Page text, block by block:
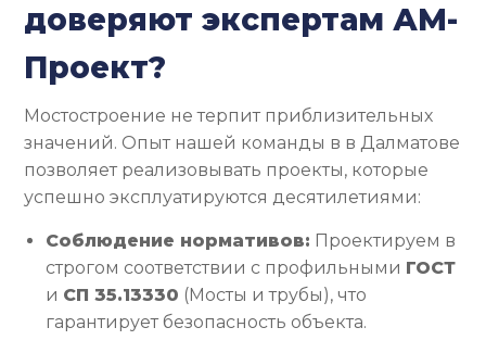
доверяют экспертам АМ-
Проект?
Мостостроение не терпит приблизительных
значений. Опыт нашей команды в в Далматове
позволяет реализовывать проекты, которые
успешно эксплуатируются десятилетиями:
Соблюдение нормативов: Проектируем в
строгом соответствии с профильными ГОСТ
и СП 35.13330 (Мосты и трубы), что
гарантирует безопасность объекта.